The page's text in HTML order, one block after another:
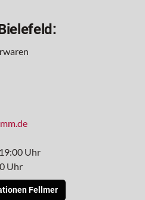
Uhr
Uhr
Fellmer